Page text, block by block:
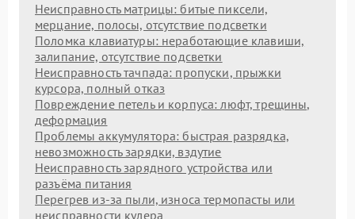
Неисправность матрицы: битые пиксели,
мерцание, полосы, отсутствие подсветки
Поломка клавиатуры: неработающие клавиши,
залипание, отсутствие подсветки
Неисправность тачпада: пропуски, прыжки
курсора, полный отказ
Повреждение петель и корпуса: люфт, трещины,
деформация
Проблемы аккумулятора: быстрая разрядка,
невозможность зарядки, вздутие
Неисправность зарядного устройства или
разъёма питания
Перегрев из‑за пыли, износа термопасты или
неисправности кулера